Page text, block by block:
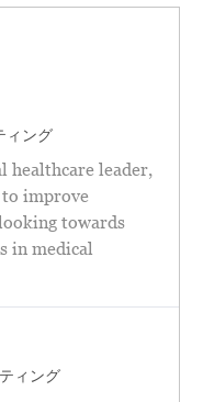
ィング
healthcare leader,
to improve
towards
in medical
ィング